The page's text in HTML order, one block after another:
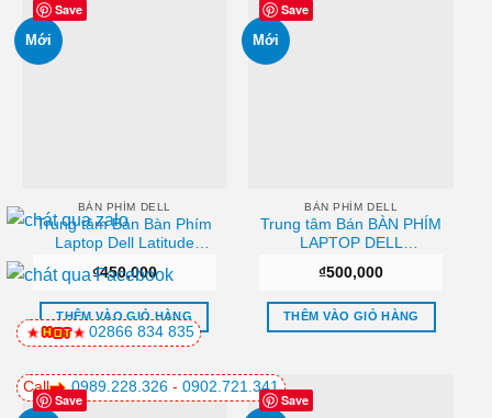
Save
Mới
BÀN PHÍM DELL
Trung tâm Bán Bàn Phím
Laptop Dell Latitude
lượng
₫450,000
THÊM VÀO GIỎ HÀNG
Save
Mới
BÀN PHÍM DELL
Trung tâm Bán BÀN PHÍM
LAPTOP DELL
GAMING Chất lượng
₫500,000
THÊM VÀO GIỎ HÀNG
Save Save
Call 0989.228.326 - 0902.721.341
02866 834 835